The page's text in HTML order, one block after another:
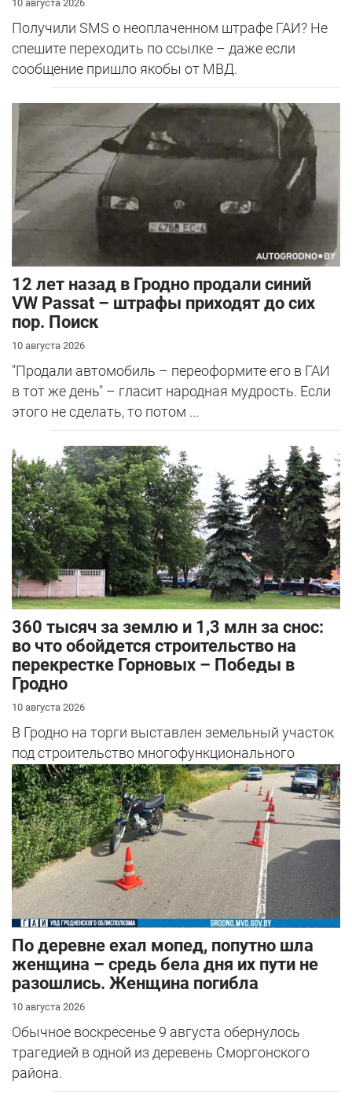
10 августа 2026
Получили SMS о неоплаченном штрафе ГАИ? Не
спешите переходить по ссылке – даже если
сообщение пришло якобы от МВД.
12 лет назад в Гродно продали синий
VW Passat – штрафы приходят до сих
пор. Поиск
10 августа 2026
"Продали автомобиль – переоформите его в ГАИ
в тот же день" – гласит народная мудрость. Если
этого не сделать, то потом ...
360 тысяч за землю и 1,3 млн за снос:
во что обойдется строительство на
перекрестке Горновых – Победы в
Гродно
10 августа 2026
В Гродно на торги выставлен земельный участок
под строительство многофункционального
общественного центра – прямо на пер...
По деревне ехал мопед, попутно шла
женщина – средь бела дня их пути не
разошлись. Женщина погибла
10 августа 2026
Обычное воскресенье 9 августа обернулось
трагедией в одной из деревень Сморгонского
района.